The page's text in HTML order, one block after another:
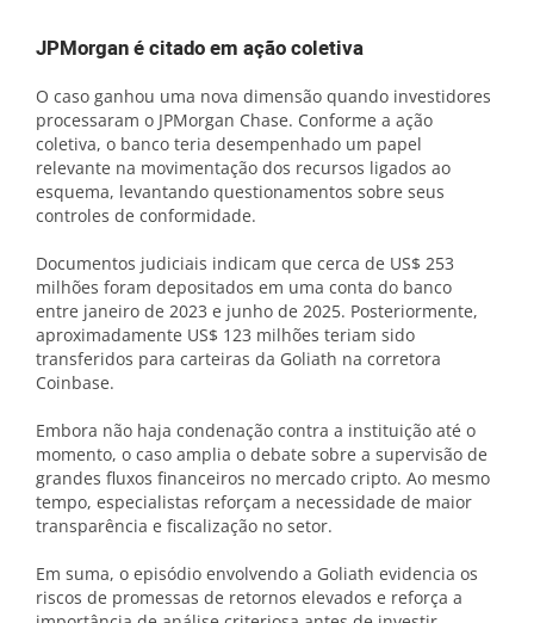
JPMorgan é citado em ação coletiva
O caso ganhou uma nova dimensão quando investidores
processaram o JPMorgan Chase. Conforme a ação
coletiva, o banco teria desempenhado um papel
relevante na movimentação dos recursos ligados ao
esquema, levantando questionamentos sobre seus
controles de conformidade.
Documentos judiciais indicam que cerca de US$ 253
milhões foram depositados em uma conta do banco
entre janeiro de 2023 e junho de 2025. Posteriormente,
aproximadamente US$ 123 milhões teriam sido
transferidos para carteiras da Goliath na corretora
Coinbase.
Embora não haja condenação contra a instituição até o
momento, o caso amplia o debate sobre a supervisão de
grandes fluxos financeiros no mercado cripto. Ao mesmo
tempo, especialistas reforçam a necessidade de maior
transparência e fiscalização no setor.
Em suma, o episódio envolvendo a Goliath evidencia os
riscos de promessas de retornos elevados e reforça a